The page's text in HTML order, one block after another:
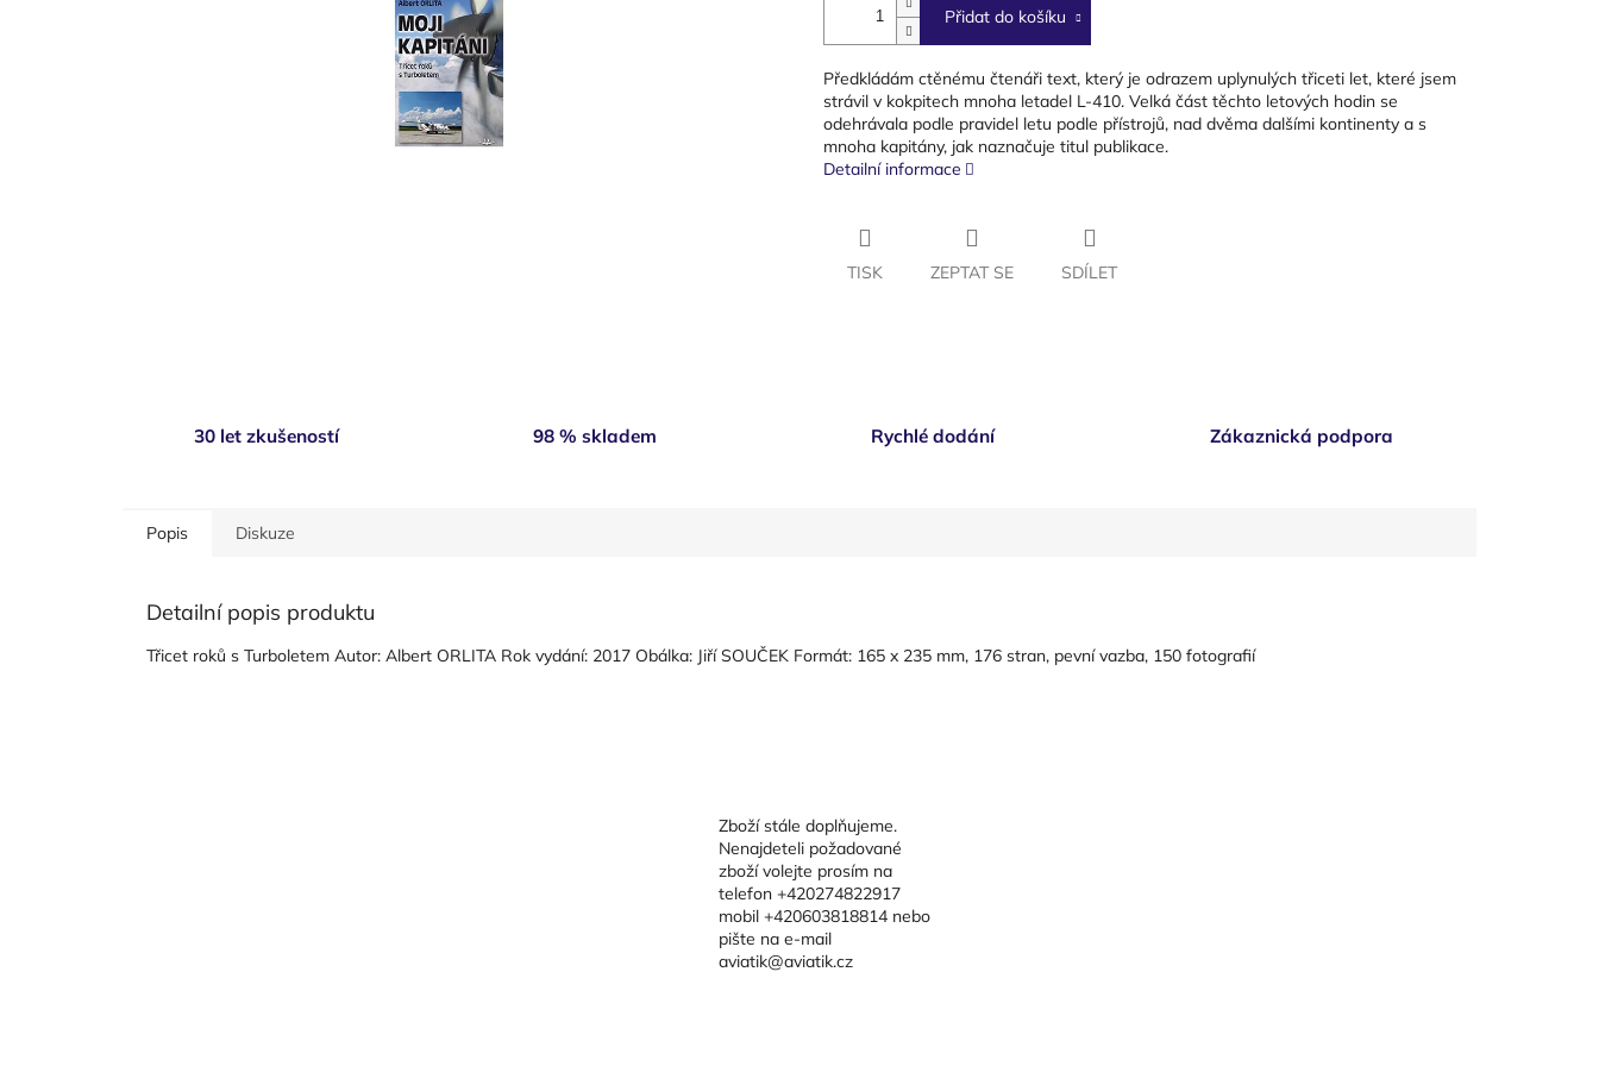
Přidat do košíku
Předkládám ctěnému čtenáři text, který je odrazem uplynulých třiceti let, které jsem
strávil v kokpitech mnoha letadel L-410. Velká část těchto letových hodin se
odehrávala podle pravidel letu podle přístrojů, nad dvěma dalšími kontinenty a s
mnoha kapitány, jak naznačuje titul publikace.
Detailní informace
TISK ZEPTAT SE SDÍLET
30 let zkušeností 98 % skladem Rychlé dodání Zákaznická podpora
Popis Diskuze
Detailní popis produktu
Třicet roků s Turboletem Autor: Albert ORLITA Rok vydání: 2017 Obálka: Jiří SOUČEK Formát: 165 x 235 mm, 176 stran, pevní vazba, 150 fotografií
Zboží stále doplňujeme.
Nenajdeteli požadované
zboží volejte prosím na
telefon +420274822917
mobil +420603818814 nebo
pište na e-mail
aviatik@aviatik.cz